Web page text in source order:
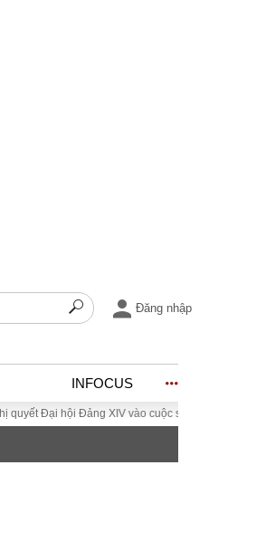
Đăng nhập
INFOCUS
hội Đảng XIV vào cuộc sống